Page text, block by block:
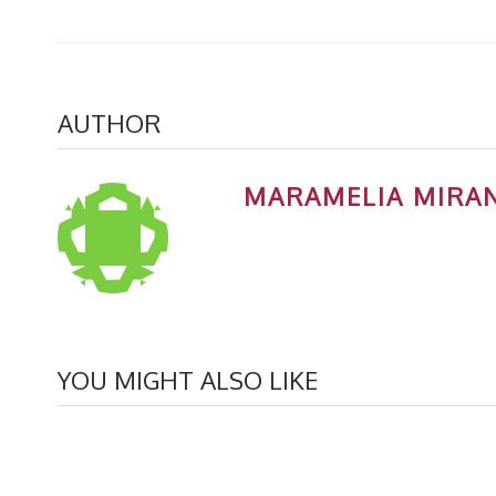
AUTHOR
MARAMELIA
YOU MIGHT ALSO LIKE